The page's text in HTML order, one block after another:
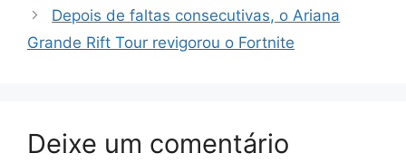
Depois de faltas consecutivas, o Ariana
Grande Rift Tour revigorou o Fortnite
Deixe um comentário